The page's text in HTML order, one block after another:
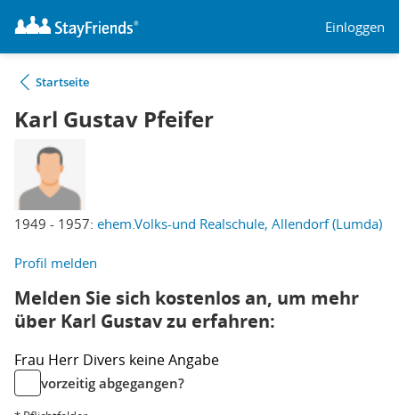
Einloggen
Startseite
Karl Gustav Pfeifer
1949 - 1957: ehem.Volks-und Realschule, Allendorf (Lumda)
Profil melden
Melden Sie sich kostenlos an, um mehr
über Karl Gustav zu erfahren:
Frau Herr Divers keine Angabe
vorzeitig abgegangen?